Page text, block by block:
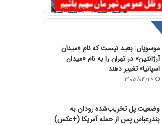
موسویان: بعید نیست که نام «میدان
آرژانتین» در تهران را به نام «میدان
اسپانیا» تغییر دهند
1405/04/29
وضعیت پل تخریب‌شده رودان به
بندرعباس پس از حمله آمریکا (+عکس)